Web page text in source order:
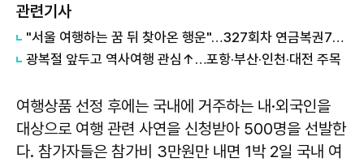
관련기사
"서울 여행하는 꿈 뒤 찾아온 행운"…327회차 연금복권720+ 당첨번호조회 주목
광복절 앞두고 역사여행 관심↑…포항·부산·인천·대전 주목
여행상품 선정 후에는 국내에 거주하는 내·외국인을
대상으로 여행 관련 사연을 신청받아 500명을 선발한
다. 참가자들은 참가비 3만원만 내면 1박 2일 국내 여